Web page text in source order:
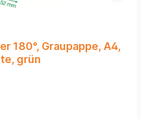
180°, Graupappe, A4,
grün